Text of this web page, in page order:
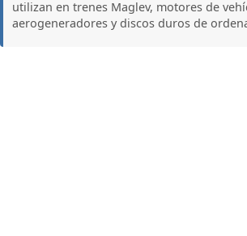
utilizan en trenes Maglev, motores de
aerogeneradores y discos duros de